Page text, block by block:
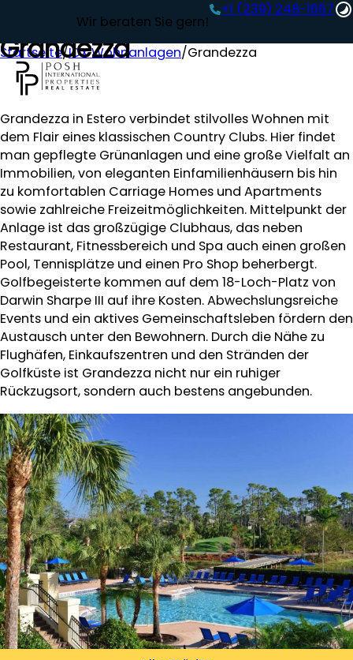
Wir beraten Sie gern!
+1 (239) 248-1667‬
Startseite/IDX Wohnanlagen/Grandezza
Grandezza
Grandezza in Estero verbindet stilvolles Wohnen mit
dem Flair eines klassischen Country Clubs. Hier findet
man gepflegte Grünanlagen und eine große Vielfalt an
Immobilien, von eleganten Einfamilienhäusern bis hin
zu komfortablen Carriage Homes und Apartments
sowie zahlreiche Freizeitmöglichkeiten. Mittelpunkt der
Anlage ist das großzügige Clubhaus, das neben
Restaurant, Fitnessbereich und Spa auch einen großen
Pool, Tennisplätze und einen Pro Shop beherbergt.
Golfbegeisterte kommen auf dem 18-Loch-Platz von
Darwin Sharpe III auf ihre Kosten. Abwechslungsreiche
Events und ein aktives Gemeinschaftsleben fördern den
Austausch unter den Bewohnern. Durch die Nähe zu
Flughäfen, Einkaufszentren und den Stränden der
Golfküste ist Grandezza nicht nur ein ruhiger
Rückzugsort, sondern auch bestens angebunden.